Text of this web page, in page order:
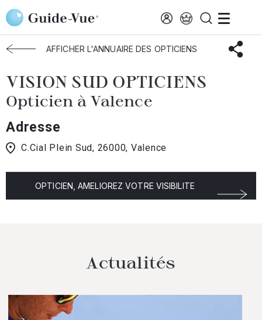
Aller au contenu principal
Accueil Choisir mon opticien VISION SUD OPTICIENS
AFFICHER L'ANNUAIRE DES OPTICIENS
VISION SUD OPTICIENS
Opticien à Valence
Adresse
C.Cial Plein Sud, 26000, Valence
OPTICIEN, AMELIOREZ VOTRE VISIBILITE
Actualités